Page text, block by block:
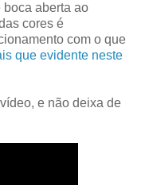
boca aberta ao
cores é
com o que
que evidente neste
e não deixa de